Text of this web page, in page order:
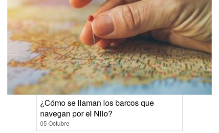
¿Cómo se llaman los barcos que
navegan por el Nilo?
05 Octubre